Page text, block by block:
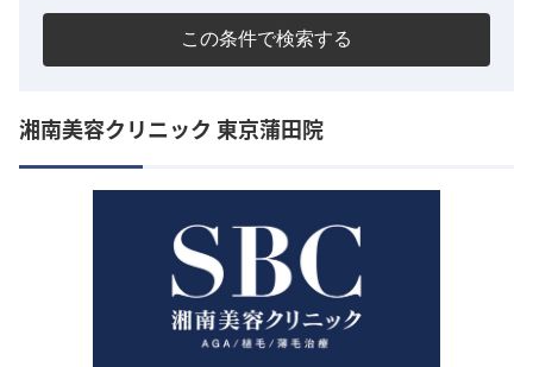
この条件で検索する
湘南美容クリニック 東京蒲田院